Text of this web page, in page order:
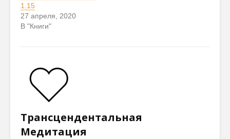
1.15
27 апреля, 2020
В "Книги"
Трансцендентальная
Медитация